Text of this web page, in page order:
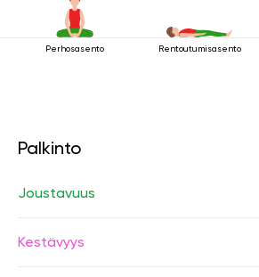
Perhosasento Rentoutumisasento
Palkinto
Joustavuus
Kestävyys